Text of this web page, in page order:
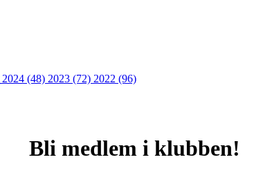
2024 (48) 2023 (72) 2022 (96)
Bli medlem i klubben!